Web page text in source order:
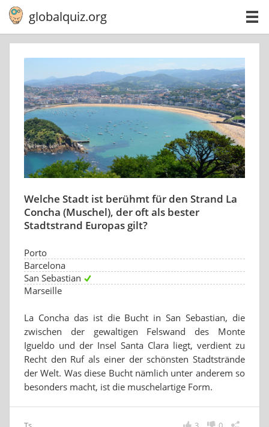
globalquiz.org
Welche Stadt ist berühmt für den Strand La
Concha (Muschel), der oft als bester
Stadtstrand Europas gilt?
Porto
Barcelona
San Sebastian
Marseille
La Concha das ist die Bucht in San Sebastian, die
zwischen der gewaltigen Felswand des Monte
Igueldo und der Insel Santa Clara liegt, verdient zu
Recht den Ruf als einer der schönsten Stadtstrände
der Welt. Was diese Bucht nämlich unter anderem so
besonders macht, ist die muschelartige Form.